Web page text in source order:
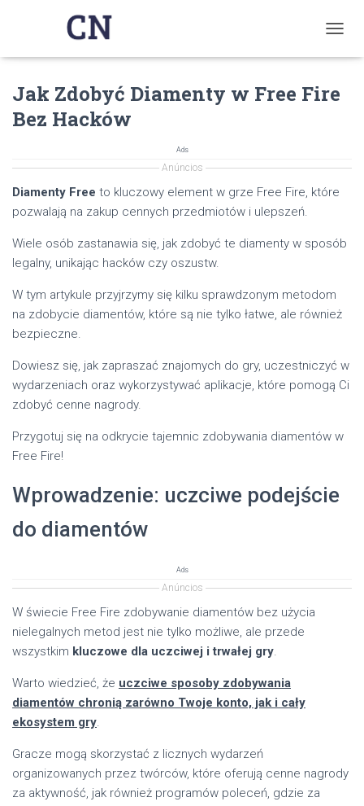
O
L
G
I
Jak Zdobyć Diamenty w Free Fire
Bez Hacków
Ads
Anúncios
Diamenty Free to kluczowy element w grze Free Fire, które
pozwalają na zakup cennych przedmiotów i ulepszeń.
Wiele osób zastanawia się, jak zdobyć te diamenty w sposób
legalny, unikając hacków czy oszustw.
W tym artykule przyjrzymy się kilku sprawdzonym metodom
na zdobycie diamentów, które są nie tylko łatwe, ale również
bezpieczne.
Dowiesz się, jak zapraszać znajomych do gry, uczestniczyć w
wydarzeniach oraz wykorzystywać aplikacje, które pomogą Ci
zdobyć cenne nagrody.
Przygotuj się na odkrycie tajemnic zdobywania diamentów w
Free Fire!
Wprowadzenie: uczciwe podejście
do diamentów
Ads
Anúncios
W świecie Free Fire zdobywanie diamentów bez użycia
nielegalnych metod jest nie tylko możliwe, ale przede
wszystkim kluczowe dla uczciwej i trwałej gry.
Warto wiedzieć, że uczciwe sposoby zdobywania
diamentów chronią zarówno Twoje konto, jak i cały
ekosystem gry.
Gracze mogą skorzystać z licznych wydarzeń
organizowanych przez twórców, które oferują cenne nagrody
za aktywność, jak również programów poleceń, gdzie za